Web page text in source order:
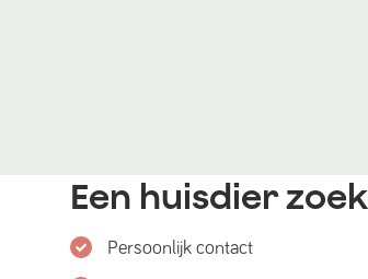
Een huisdier
Persoonlijk contact